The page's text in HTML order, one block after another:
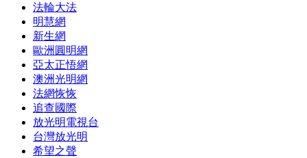
法輪大法
明慧網
新生網
歐洲圓明網
亞太正悟網
澳洲光明網
法網恢恢
追查國際
放光明電視台
台灣放光明
希望之聲